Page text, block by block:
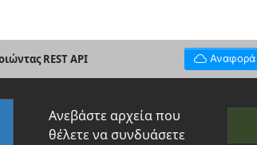
REST API Αναφορά
Ανεβάστε αρχεία που
θέλετε να συνδυάσετε